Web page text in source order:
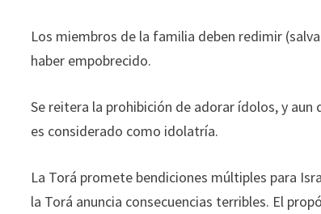
Los miembros de la familia deben redimir
haber empobrecido.
Se reitera la prohibición de adorar ídolos, y
es considerado como idolatría.
La Torá promete bendiciones múltiples para
la Torá anuncia consecuencias terribles. El